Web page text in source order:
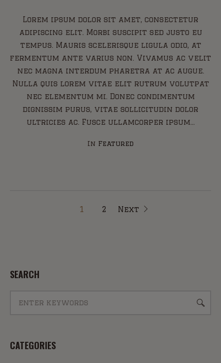
Lorem ipsum dolor sit amet, consectetur
adipiscing elit. Morbi suscipit sed justo eu
tempus. Mauris scelerisque ligula odio, at
fermentum ante varius non. Vivamus ac velit
nec magna interdum pharetra at ac augue.
Nulla quis lorem vitae elit rutrum volutpat
nec elementum mi. Donec condimentum
dignissim purus, vitae sollicitudin dolor
ultricies ac. Fusce ullamcorper ipsum...
In Featured
1 2 Next
SEARCH
CATEGORIES